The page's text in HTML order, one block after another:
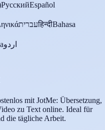
РусскийEspañol
עבריתहिन्दीBahasa
اردو
mit JotMe: Übersetzung,
zu Text online. Ideal für
die tägliche Arbeit.